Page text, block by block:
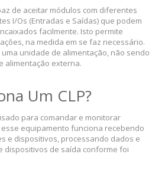
de aceitar módulos com diferentes
I/Os (Entradas e Saídas) que podem
facilmente. Isto permite
na medida em se faz necessário.
uma unidade de alimentação, não sendo
alimentação externa.
Um CLP?
para comandar e monitorar
equipamento funciona recebendo
e dispositivos, processando dados e
dispositivos de saída conforme foi